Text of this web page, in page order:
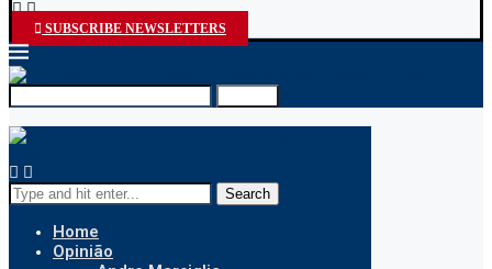
SUBSCRIBE NEWSLETTERS
Search
Home
Opinião